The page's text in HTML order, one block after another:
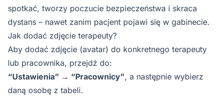
spotkać, tworzy poczucie bezpieczeństwa i skraca
dystans – nawet zanim pacjent pojawi się w gabinecie.
Jak dodać zdjęcie terapeuty?
Aby dodać zdjęcie (avatar) do konkretnego terapeuty
lub pracownika, przejdź do:
“Ustawienia” → “Pracownicy”, a następnie wybierz
daną osobę z tabeli.